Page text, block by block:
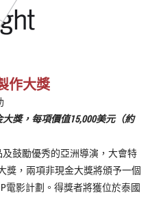
作大獎
獎，每項價值15,000美元（約
鼓勵優秀的亞洲導演，大會特
獎，兩項非現金大獎將頒予一個
電影計劃。得獎者將獲位於泰國